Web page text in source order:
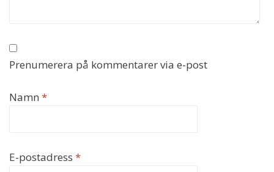
Prenumerera på kommentarer via e-post
Namn *
E-postadress *